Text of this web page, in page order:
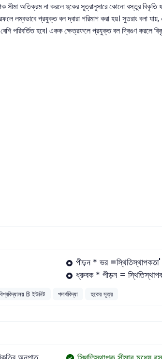
অতিক্রম না করলে হুকের সূত্রানুসারে কোনো বস্তুর বিকৃতি
লম্বভাবে প্রযুক্ত বল দ্বারা পরিমাপ করা হয়। সুতরাং বলা
পরিবর্তিত হবে। একক ক্ষেত্রফলে প্রযুক্ত বল দ্বিগুণ করলে
পীড়ন * ভর =স্থিতিস্থাপকতা'
ধ্রুবক * পীড়ন =
B ইউনিট পদার্থবিদ্যা হুকের সূত্র